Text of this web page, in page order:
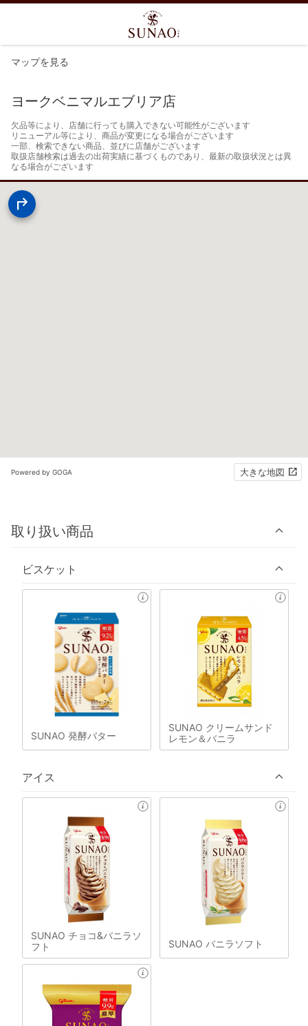
マップを見る
ヨークベニマルエブリア店
欠品等により、店舗に行っても購入できない可能性がございます
リニューアル等により、商品が変更になる場合がございます
一部、検索できない商品、並びに店舗がございます
取扱店舗検索は過去の出荷実績に基づくものであり、最新の取扱状況とは異
なる場合がございます
Powered by GOGA 大きな地図
取り扱い商品
ビスケット
SUNAO 発酵バター
SUNAO クリームサンド
レモン＆バニラ
アイス
SUNAO チョコ&バニラソ
フト
SUNAO バニラソフト